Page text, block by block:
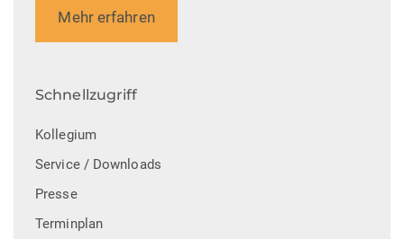
Mehr erfahren
Schnellzugriff
Kollegium
Service / Downloads
Presse
Terminplan